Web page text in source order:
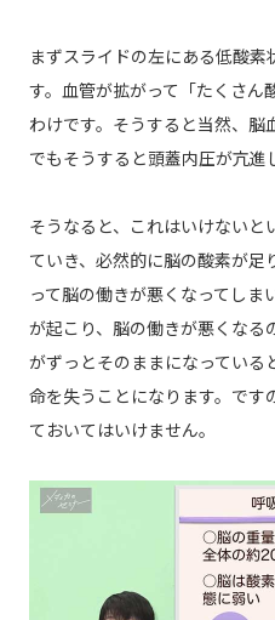
まずスライドの左にある低酸
す。血管が拡がって「たくさん
わけです。そうすると当然、脳
でもそうすると頭蓋内圧が亢進
そうなると、これはいけないと
ていき、必然的に脳の酸素が足
って脳の働きが悪くなってしま
が起こり、脳の働きが悪くなる
がずっとそのままになっている
命を失うことになります。です
ておいてはいけません。